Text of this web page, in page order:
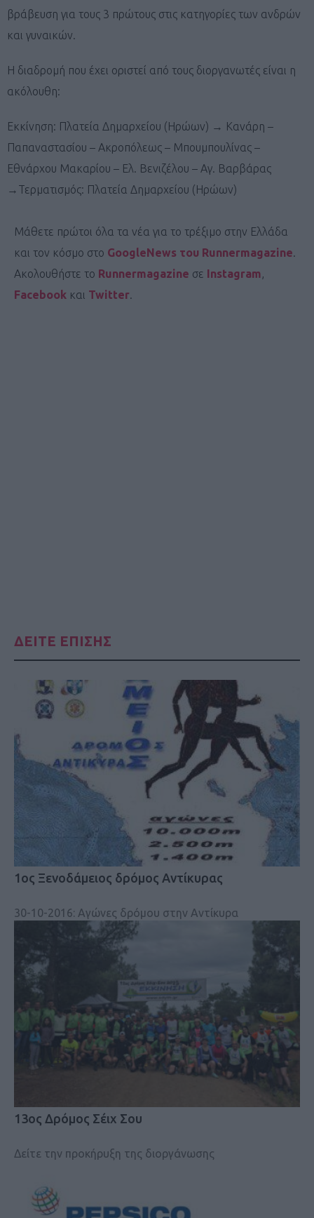
βράβευση για τους 3 πρώτους στις κατηγορίες των ανδρών
και γυναικών.
Η διαδρομή που έχει οριστεί από τους διοργανωτές είναι η
ακόλουθη:
Εκκίνηση: Πλατεία Δημαρχείου (Ηρώων) → Κανάρη –
Παπαναστασίου – Ακροπόλεως – Μπουμπουλίνας –
Εθνάρχου Μακαρίου – Ελ. Βενιζέλου – Αγ. Βαρβάρας
→Τερματισμός: Πλατεία Δημαρχείου (Ηρώων)
Μάθετε πρώτοι όλα τα νέα για το τρέξιμο στην Ελλάδα
και τον κόσμο στο GoogleNews του Runnermagazine.
Ακολουθήστε το Runnermagazine σε Instagram,
Facebook και Twitter.
ΔΕΙΤΕ ΕΠΙΣΗΣ
1ος Ξενοδάμειος δρόμος Αντίκυρας
30-10-2016: Αγώνες δρόμου στην Αντίκυρα
13ος Δρόμος Σέιχ Σου
Δείτε την προκήρυξη της διοργάνωσης